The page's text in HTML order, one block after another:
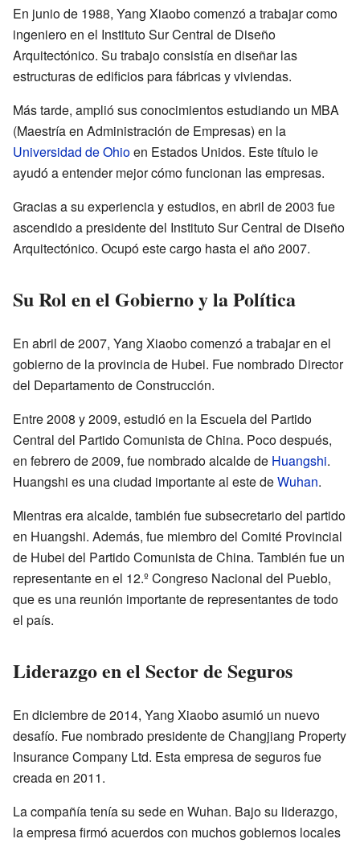
En junio de 1988, Yang Xiaobo comenzó a trabajar como
ingeniero en el Instituto Sur Central de Diseño
Arquitectónico. Su trabajo consistía en diseñar las
estructuras de edificios para fábricas y viviendas.
Más tarde, amplió sus conocimientos estudiando un MBA
(Maestría en Administración de Empresas) en la
Universidad de Ohioen Estados Unidos. Este título le
ayudó a entender mejor cómo funcionan las empresas.
Gracias a su experiencia y estudios, en abril de 2003 fue
ascendido a presidente del Instituto Sur Central de Diseño
Arquitectónico. Ocupó este cargo hasta el año 2007.
Su Rol en el Gobierno y la Política
En abril de 2007, Yang Xiaobo comenzó a trabajar en el
gobierno de la provincia de Hubei. Fue nombrado Director
del Departamento de Construcción.
Entre 2008 y 2009, estudió en la Escuela del Partido
Central del Partido Comunista de China. Poco después,
en febrero de 2009, fue nombrado alcalde de Huangshi.
Huangshi es una ciudad importante al este deWuhan.
Mientras era alcalde, también fue subsecretario del partido
en Huangshi. Además, fue miembro del Comité Provincial
de Hubei del Partido Comunista de China. También fue un
representante en el 12.º Congreso Nacional del Pueblo,
que es una reunión importante de representantes de todo
el país.
Liderazgo en el Sector de Seguros
En diciembre de 2014, Yang Xiaobo asumió un nuevo
desafío. Fue nombrado presidente de Changjiang Property
Insurance Company Ltd. Esta empresa de seguros fue
creada en 2011.
La compañía tenía su sede en Wuhan. Bajo su liderazgo,
la empresa firmó acuerdos con muchos gobiernos locales